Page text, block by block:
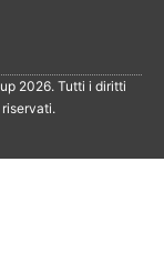
2026. Tutti i diritti
riservati.